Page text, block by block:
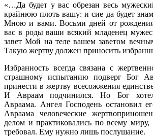
«…Да будет у вас обрезан весь
крайнюю плоть вашу: и сие да будет
Мною и вами. Восьми дней от рождения
вас в роды ваши всякий младенец
завет Мой на теле вашем заветом
Такую жертву должен приносить
Избранность всегда связана с
страшному испытанию подверг Бог
принести в жертву всесожжения
И Авраам подчинился. Но Бог
Авраама. Ангел Господень остановил
Авраама человеческие
делом и практиковались по всему
требовал. Ему нужно лишь послушание.